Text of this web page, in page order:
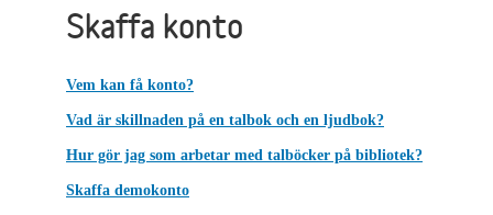
Skaffa konto
Vem kan få konto?
Vad är skillnaden på en talbok och en ljudbok?
Hur gör jag som arbetar med talböcker på bibliotek?
Skaffa demokonto